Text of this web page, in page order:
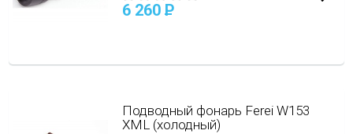
6 260 P
Подводный фонарь Ferei W153
XML (холодный)